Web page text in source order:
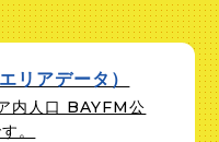
リアデータ）
内人口 BAYFM公
。